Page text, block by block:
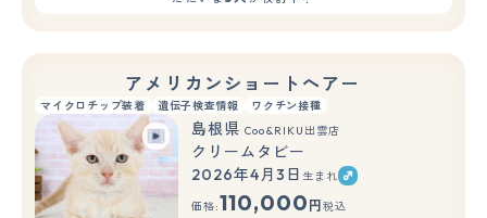
アメリカンショートヘアー
マイクロチップ装着 遺伝子検査情報 ワクチン接種
島根県 Coo&RIKU出雲店
クリームタビー
2026年4月3日 生まれ
価格:110,000 円 税込